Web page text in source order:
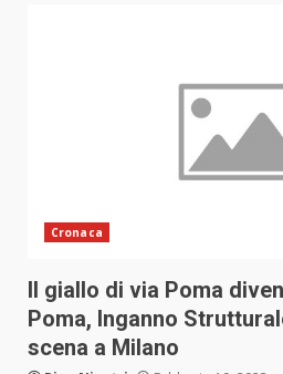
Cronaca
Il giallo di via Poma
Poma, Inganno
scena a Milano